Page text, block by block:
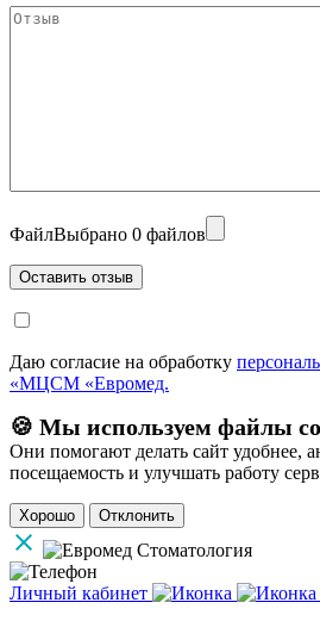
ФайлВыбрано 0 файлов
Даю согласие на обработку
«МЦСМ «Евромед.
🍪 Мы используем файлы
Они помогают делать сайт удобнее,
посещаемость и улучшать работу
Хорошо Отклонить
Личный кабинет